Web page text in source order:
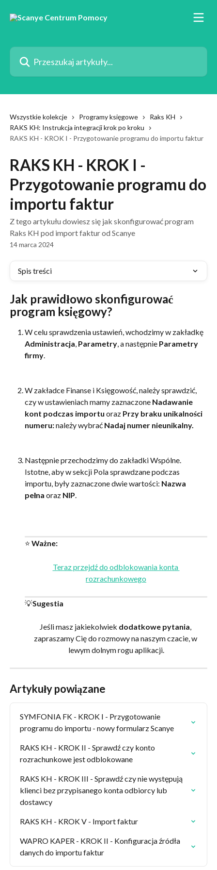
Przeszukaj artykuły...
Wszystkie kolekcje Programy księgowe
Raks KH
RAKS KH: Instrukcja integracji krok po kroku
RAKS KH - KROK I - Przygotowanie programu do importu faktur
RAKS KH - KROK I -
Przygotowanie programu do
importu faktur
Z tego artykułu dowiesz się jak skonfigurować program
Raks KH pod import faktur od Scanye
14 marca 2024
Spis treści
Jak prawidłowo skonfigurować
program księgowy?
W celu sprawdzenia ustawień, wchodzimy w zakładkę
Administracja, Parametry, a następnie Parametry
firmy.
W zakładce Finanse i Księgowość, należy sprawdzić,
czy w ustawieniach mamy zaznaczone Nadawanie
kont podczas importu oraz Przy braku unikalności
numeru: należy wybrać Nadaj numer nieunikalny.
Następnie przechodzimy do zakładki Wspólne.
Istotne, aby w sekcji Pola sprawdzane podczas
importu, były zaznaczone dwie wartości: Nazwa
pełna oraz NIP.
⭐ Ważne:
Teraz przejdź do odblokowania konta
rozrachunkowego
💡Sugestia
Jeśli masz jakiekolwiek dodatkowe pytania,
zapraszamy Cię do rozmowy na naszym czacie, w
lewym dolnym rogu aplikacji.
Artykuły powiązane
SYMFONIA FK - KROK I - Przygotowanie
programu do importu - nowy formularz Scanye
RAKS KH - KROK II - Sprawdź czy konto
rozrachunkowe jest odblokowane
RAKS KH - KROK III - Sprawdź czy nie występują
klienci bez przypisanego konta odbiorcy lub
dostawcy
RAKS KH - KROK V - Import faktur
WAPRO KAPER - KROK II - Konfiguracja źródła
danych do importu faktur